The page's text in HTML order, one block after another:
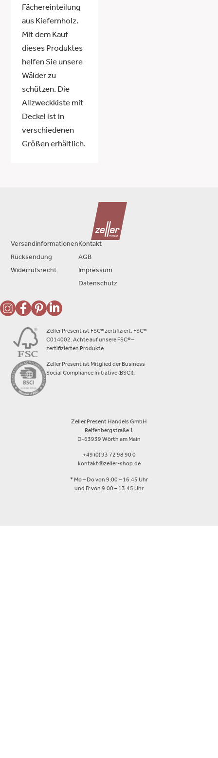
Fächereinteilung
aus Kiefernholz.
Mit dem Kauf
dieses Produktes
helfen Sie unsere
Wälder zu
schützen. Die
Allzweckkiste mit
Deckel ist in
verschiedenen
Größen erhältlich.
Zeller Present ist FSC® zertifiziert. FSC®
C014002. Achte auf unsere FSC® –
zertifizierten Produkte.
Zeller Present ist Mitglied der Business
Social Compliance Initiative (BSCI).
Zeller Present Handels GmbH
Reifenbergstraße 1
D-63939 Wörth am Main
+49 (0) 93 72 98 90 0
kontakt@zeller-shop.de
* Mo – Do von 9:00 – 16.45 Uhr
und Fr von 9:00 – 13:45 Uhr
Versandinformationen
Rücksendung
Widerrufsrecht
Kontakt
AGB
Impressum
Datenschutz